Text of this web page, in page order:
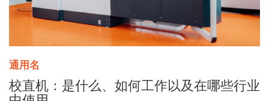
通用名
校直机：是什么、如何工作以及在哪些行业